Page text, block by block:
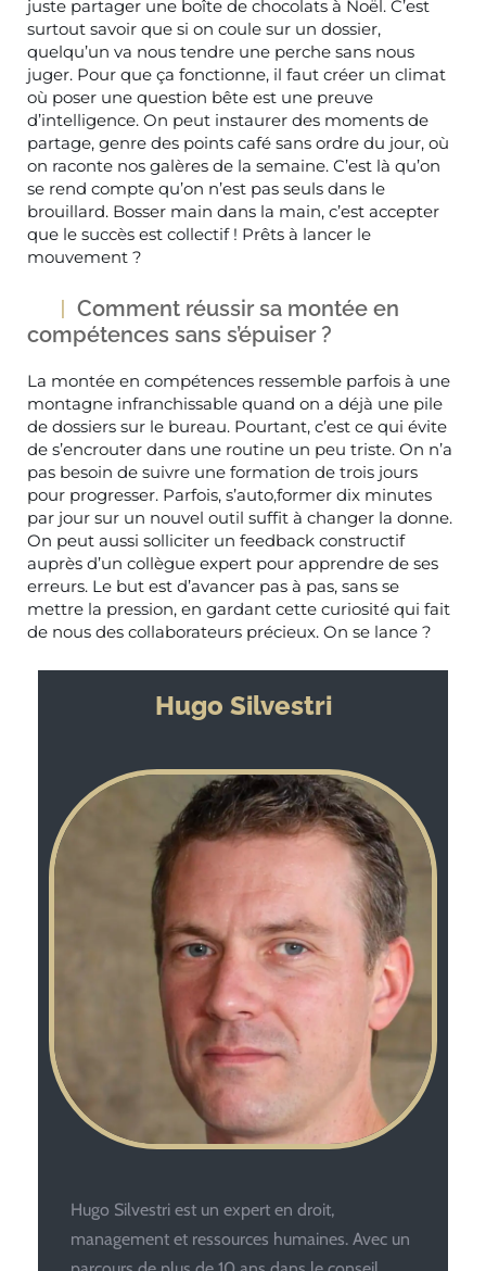
juste partager une boîte de chocolats à Noël. C’est
surtout savoir que si on coule sur un dossier,
quelqu’un va nous tendre une perche sans nous
juger. Pour que ça fonctionne, il faut créer un climat
où poser une question bête est une preuve
d’intelligence. On peut instaurer des moments de
partage, genre des points café sans ordre du jour, où
on raconte nos galères de la semaine. C’est là qu’on
se rend compte qu’on n’est pas seuls dans le
brouillard. Bosser main dans la main, c’est accepter
que le succès est collectif ! Prêts à lancer le
mouvement ?
Comment réussir sa montée en
compétences sans s’épuiser ?
La montée en compétences ressemble parfois à une
montagne infranchissable quand on a déjà une pile
de dossiers sur le bureau. Pourtant, c’est ce qui évite
de s’encrouter dans une routine un peu triste. On n’a
pas besoin de suivre une formation de trois jours
pour progresser. Parfois, s’auto,former dix minutes
par jour sur un nouvel outil suffit à changer la donne.
On peut aussi solliciter un feedback constructif
auprès d’un collègue expert pour apprendre de ses
erreurs. Le but est d’avancer pas à pas, sans se
mettre la pression, en gardant cette curiosité qui fait
de nous des collaborateurs précieux. On se lance ?
Hugo Silvestri
Hugo Silvestri est un expert en droit,
management et ressources humaines. Avec un